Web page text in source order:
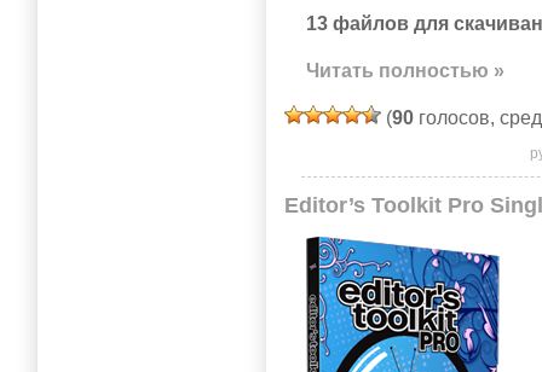
13 файлов для
Читать полностью »
(90 голосов,
Editor’s Toolkit Pro